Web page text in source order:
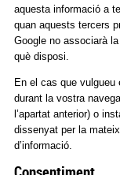
aquesta informació a
quan aquests tercers
Google no associarà
què disposi.
En el cas que
durant la vostra
l’apartat anterior) o
dissenyat per la
d’informació.